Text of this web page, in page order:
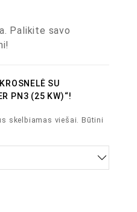
Palikite savo
SU
PN3 (25 KW)“!
skelbiamas viešai. Būtini